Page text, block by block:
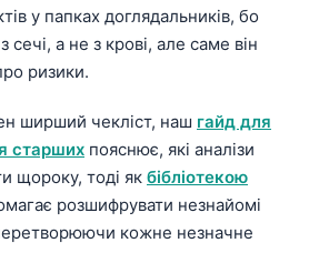
у папках доглядальників, бо
сечі, а не з крові, але саме він
ризики.
ширший чекліст, наш гайд для
старших пояснює, які аналізи
щороку, тоді як бібліотекою
розшифрувати незнайомі
кожне незначне